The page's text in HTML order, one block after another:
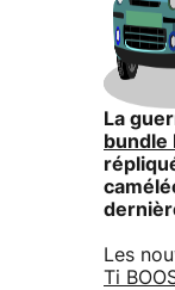
La
bundle
Les
Ti